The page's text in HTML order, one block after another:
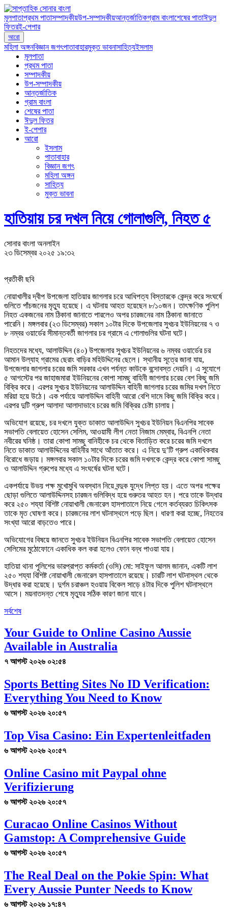
মূলপাতাপ্রথম পাতাসম্পাদকীয়উপ-সম্পাদকীয়আন্তর্জাতিকগ্রাম বাংলাশেষের পাতাঈদুল
ফিতরই-পেপার
আরো
মহিলা অঙ্গনবিজ্ঞান জগৎপাতাবাহারমুক্ত ভাবনাসাহিত্যইসলাম
মূলপাতা
প্রথম পাতা
সম্পাদকীয়
উপ-সম্পাদকীয়
আন্তর্জাতিক
গ্রাম বাংলা
শেষের পাতা
ঈদুল ফিতর
ই-পেপার
আরো
ইসলাম
পাতাবাহার
বিজ্ঞান জগৎ
মহিলা অঙ্গন
সাহিত্য
মুক্ত ভাবনা
হাতিয়ায় চর দখল নিয়ে গোলাগুলি, নিহত ৫
সোনার বাংলা অনলাইন
২৩ ডিসেম্বর ২০২৫ ১৯:৩২
প্রতীকী ছবি
নোয়াখালীর দ্বীপ উপজেলা হাতিয়ার জাগলার চরে আধিপত্য বিস্তারকে কেন্দ্র করে সংঘর্ষে
গুলিতে পাঁচজনের মৃত্যু হয়েছে। এ ঘটনায় আহত হয়েছেন ৮/১০জন। তাৎক্ষণিক পুলিশ
নিহত একজনের নাম ঠিকানা জানাতে পারলেও অপর চারজনের নাম ঠিকানা জানাতে
পারেনি। মঙ্গলবার (২৩ ডিসেম্বর) সকাল ১০টার দিকে উপজেলার সুখচর ইউনিয়নের ৭ ও
৮ নম্বর ওয়ার্ডের সীমান্তবর্তী জাগলার চর গ্রামে এ গোলাগুলির ঘটনা ঘটে।
নিহতদের মধ্যে, আলাউদ্দিন (৪০) উপজেলার সুখচর ইউনিয়নের ৬ নম্বর ওয়ার্ডের চর
আমান উল্যাহ গ্রামের ছেরাং বাড়ির মহিউদ্দিনের ছেলে। স্থানীয় সূত্রে জানা যায়,
উপজেলার জাগলার চরের জমি সরকার এখন পর্যন্ত কাউকে বন্দোবস্ত দেয়নি। এ সুযোগে
৫ আগস্টের পর জাহাজমারা ইউনিয়নের কোপা সামছু বাহিনী জাগলার চরের বেশ কিছু জমি
বিক্রি করে। এরপর সুখচর ইউনিয়নের আলাউদ্দিন বাহিনী জাগলার চরের জমির দখল নিতে
মরিয়া হয়ে উঠে। এক পর্যায়ে আলাউদ্দিন বাহিনী আরো বেশি দামে কিছু জমি বিক্রি করে।
এরপর দুটি গ্রুপ আলাদা আলাদাভাবে চরের জমি বিক্রির চেষ্টা চালায়।
অভিযোগ রয়েছে, চর দখলে যুক্ত ডাকাত আলাউদ্দিন সুখচর ইউনিয়ন বিএনপির সাবেক
সভাপতি বেলায়েত হোসেন সেলিম, আওয়ামী লীগ নেতা নিজাম মেম্বার, বিএনপি নেতা
নবীরের ঘনিষ্ঠ। তারা কোপা সামছু বানিহীকে চর থেকে বিতাড়িত করে চরের জমি দখলে
নিতে ডাকাত আলাউদ্দিনের বাহিনীর সাথে আঁতাত করে। এ নিয়ে দু’টি গ্রুপ একাধিকবার
বিরোধে জড়ায়। মঙ্গলবার সকাল ১০টার দিকে চরের জমি দখলকে কেন্দ্র করে কোপা সামছু
ও আলাউদ্দিন গ্রুপের মধ্যে এ সংঘর্ষের ঘটনা ঘটে।
একপর্যায়ে উভয় পক্ষ মুখোমুখি অবস্থান নিয়ে বন্দুক যুদ্ধে লিপ্ত হয়। এতে অপর পক্ষের
ছোড়া গুলিতে আলাউদ্দিনসহ চারজন গুলিবিদ্ধ হয়ে গুরুতর আহত হন। পরে তাকে উদ্ধার
করে ২৫০ শয্যা বিশিষ্ট নোয়াখালী জেনারেল হাসপাতালে নিয়ে গেলে কর্তব্যরত চিকিৎসক
তাকে মৃত ঘোষণা করে। চারজনের লাশ ঘটনাস্থলে পড়ে ছিল। ধারণা করা হচ্ছে, নিহতের
সংখ্যা আরো বাড়তেও পারে।
অভিযোগের বিষয়ে জানতে সুখচর ইউনিয়ন বিএনপির সাবেক সভাপতি বেলায়েত হোসেন
সেলিমের মুঠোফোনে একাধিক কল করা হলেও ফোন বন্ধ পাওয়া যায়।
হাতিয়া থানা পুলিশের ভারপ্রাপ্ত কর্মকর্তা (ওসি) মো: সাইফুল আলম জানান, একটি লাশ
২৫০ শয্যা বিশিষ্ট নোয়াখালী জেনারেল হাসপাতালে রয়েছে। চারটি লাশ ঘটনাস্থল থেকে
উদ্ধার করা হয়েছে। দুর্গম চরাঞ্চল হওয়ায় বিকেল সাড়ে ৪টার দিকে পুলিশ ঘটনাস্থলে
আসে। ময়নাতদন্ত শেষে মৃত্যুর সঠিক কারণ জানা যাবে।
সর্বশেষ
Your Guide to Online Casino Aussie
Available in Australia
৭ আগস্ট ২০২৬ ০২:৫৪
Sports Betting Sites No ID Verification:
Everything You Need to Know
৬ আগস্ট ২০২৬ ২০:৫৭
Top Visa Casino: Ein Expertenleitfaden
৬ আগস্ট ২০২৬ ২০:৫৭
Online Casino mit Paypal ohne
Verifizierung
৬ আগস্ট ২০২৬ ২০:৫৭
Curacao Online Casinos Without
Gamstop: A Comprehensive Guide
৬ আগস্ট ২০২৬ ২০:৫৭
The Real Deal on the Pokie Spin: What
Every Aussie Punter Needs to Know
৬ আগস্ট ২০২৬ ১৭:৪৭